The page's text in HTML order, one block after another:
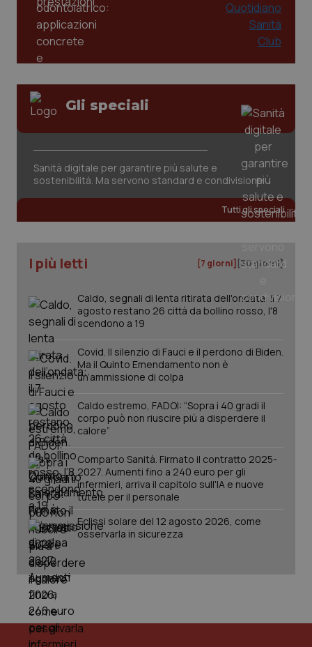
Gli speciali
Sanità digitale per garantire più salute e
sostenibilità. Ma servono standard e condivisione
Tutti gli speciali
I più letti [7 giorni] [30 giorni]
Caldo, segnali di lenta ritirata dell'ondata: il 7
agosto restano 26 città da bollino rosso, l'8
scendono a 19
Covid. Il silenzio di Fauci e il perdono di Biden.
Ma il Quinto Emendamento non è
un’ammissione di colpa
Caldo estremo, FADOI: “Sopra i 40 gradi il
corpo può non riuscire più a disperdere il
calore”
Comparto Sanità. Firmato il contratto 2025-
2027. Aumenti fino a 240 euro per gli
infermieri, arriva il capitolo sull'IA e nuove
tutele per il personale
Eclissi solare del 12 agosto 2026, come
osservarla in sicurezza
tracking-enable
www.quotidianosanita.it
_ga
Google LLC